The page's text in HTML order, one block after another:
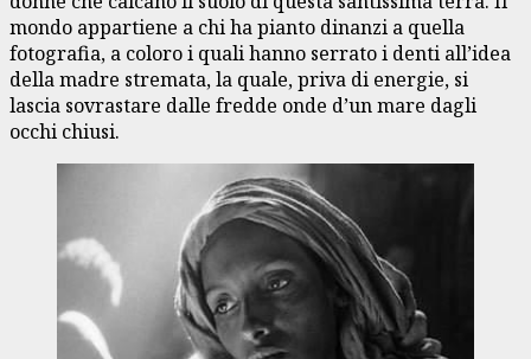
mondo appartiene a chi ha pianto dinanzi a quella
fotografia, a coloro i quali hanno serrato i denti all’idea
della madre stremata, la quale, priva di energie, si
lascia sovrastare dalle fredde onde d’un mare dagli
occhi chiusi.